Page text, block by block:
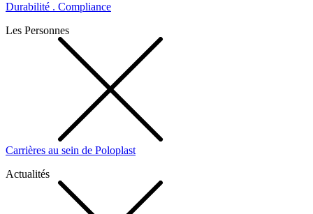
Durabilité . Compliance
Les Personnes
Carrières au sein de Poloplast
Actualités